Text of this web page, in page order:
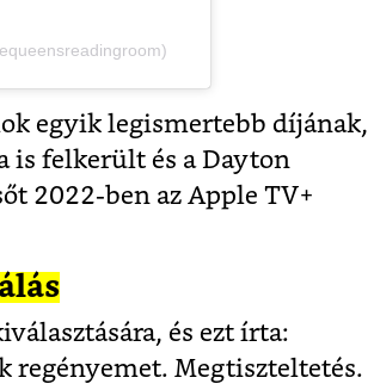
egyik legismertebb díjának,
is felkerült és a Dayton
2022-ben az Apple TV+
és ezt írta:
regényemet. Megtiszteltetés.